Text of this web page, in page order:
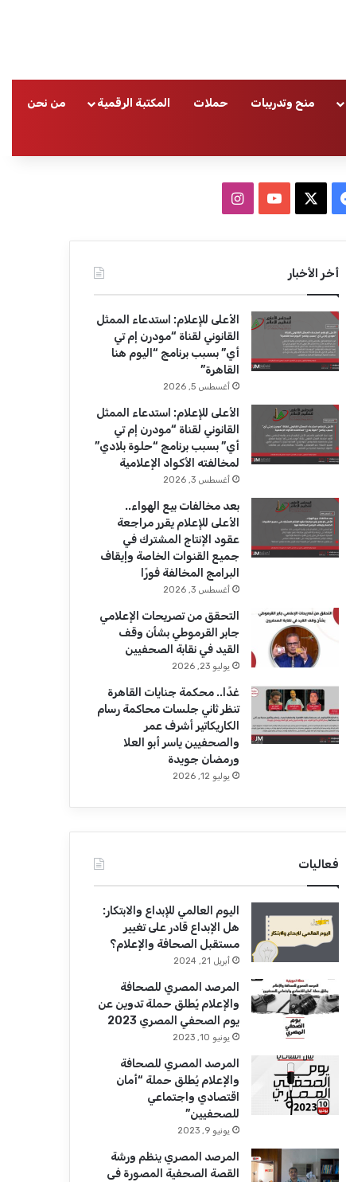
منح وتدريبات حملات المكتبة الرقمية من نحن
ب
و
ك
u
T
u
e
ا
ت
ق
ر
ا
م
أخر الأخبار
الأعلى للإعلام: استدعاء الممثل
القانوني لقناة “مودرن إم تي
أي” بسبب برنامج “اليوم هنا
القاهرة”
أغسطس 5, 2026
الأعلى للإعلام: استدعاء الممثل
القانوني لقناة “مودرن إم تي
أي” بسبب برنامج “حلوة بلادي”
لمخالفته الأكواد الإعلامية
أغسطس 3, 2026
بعد مخالفات بيع الهواء..
الأعلى للإعلام يقرر مراجعة
عقود الإنتاج المشترك في
جميع القنوات الخاصة وإيقاف
البرامج المخالفة فورًا
أغسطس 3, 2026
التحقق من تصريحات الإعلامي
جابر القرموطي بشأن وقف
القيد في نقابة الصحفيين
يوليو 23, 2026
غدًا.. محكمة جنايات القاهرة
تنظر ثاني جلسات محاكمة رسام
الكاريكاتير أشرف عمر
والصحفيين ياسر أبو العلا
ورمضان جويدة
يوليو 12, 2026
فعاليات
اليوم العالمي للإبداع والابتكار:
هل الإبداع قادر على تغيير
مستقبل الصحافة والإعلام؟
أبريل 21, 2024
المرصد المصري للصحافة
والإعلام يُطلق حملة تدوين عن
يوم الصحفي المصري 2023
يونيو 10, 2023
المرصد المصري للصحافة
والإعلام يُطلق حملة “أمان
اقتصادي واجتماعي
للصحفيين”
يونيو 9, 2023
المرصد المصري ينظم ورشة
القصة الصحفية المصورة فى